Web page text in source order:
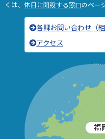
くは、 休日に開設する窓口のペー
各課お問い合わせ（組
アクセス